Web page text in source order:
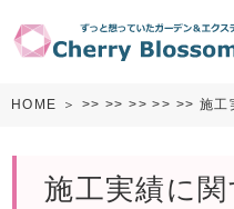
HOME ＞ >>>>>>>> >> 施工
施工実績に